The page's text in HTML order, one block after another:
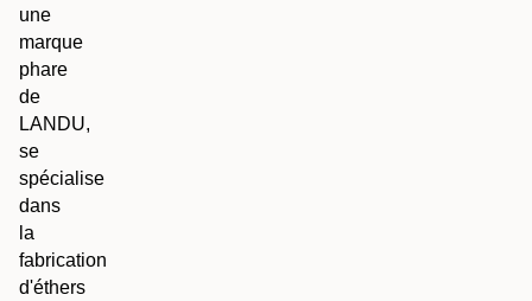
une
marque
phare
de
LANDU,
se
spécialise
dans
la
fabrication
d'éthers